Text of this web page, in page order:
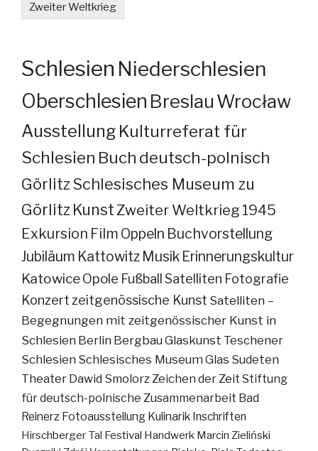
Zweiter Weltkrieg
Schlesien Niederschlesien
Oberschlesien Breslau Wrocław
Ausstellung Kulturreferat für
Schlesien Buch deutsch-polnisch
GörlitzSchlesisches Museum zu
Görlitz KunstZweiter Weltkrieg 1945
Exkursion Film Oppeln Buchvorstellung
Jubiläum Kattowitz Musik Erinnerungskultur
KatowiceOpole FußballSatelliten Fotografie
Konzertzeitgenössische Kunst Satelliten –
Begegnungen mit zeitgenössischer Kunst in
Schlesien Berlin BergbauGlaskunst Teschener
Schlesien Schlesisches MuseumGlas Sudeten
Theater Dawid SmolorzZeichen der Zeit Stiftung
für deutsch-polnische Zusammenarbeit Bad
Reinerz Fotoausstellung Kulinarik Inschriften
Hirschberger Tal Festival Handwerk Marcin Zieliński